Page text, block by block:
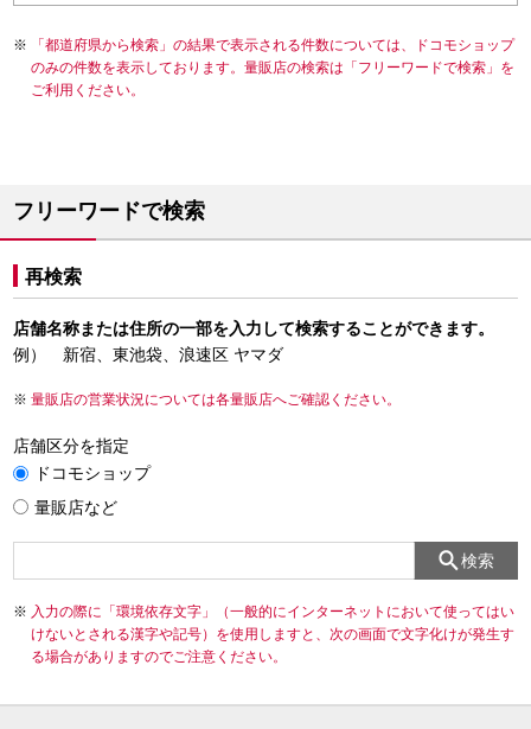
「都道府県から検索」の結果で表示される件数については、ドコモショップ
のみの件数を表示しております。量販店の検索は「フリーワードで検索」を
ご利用ください。
フリーワードで検索
再検索
店舗名称または住所の一部を入力して検索することができます。
例） 新宿、東池袋、浪速区 ヤマダ
量販店の営業状況については各量販店へご確認ください。
店舗区分を指定
ドコモショップ
量販店など
検索
入力の際に「環境依存文字」（一般的にインターネットにおいて使ってはい
けないとされる漢字や記号）を使用しますと、次の画面で文字化けが発生す
る場合がありますのでご注意ください。